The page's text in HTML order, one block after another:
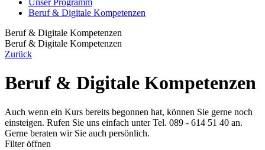
Unser Programm
Beruf & Digitale Kompetenzen
Beruf & Digitale Kompetenzen
Beruf & Digitale Kompetenzen
Zurück
Beruf & Digitale Kompetenzen
Auch wenn ein Kurs bereits begonnen hat, können Sie gerne noch
einsteigen. Rufen Sie uns einfach unter Tel. 089 - 614 51 40 an.
Gerne beraten wir Sie auch persönlich.
Filter öffnen